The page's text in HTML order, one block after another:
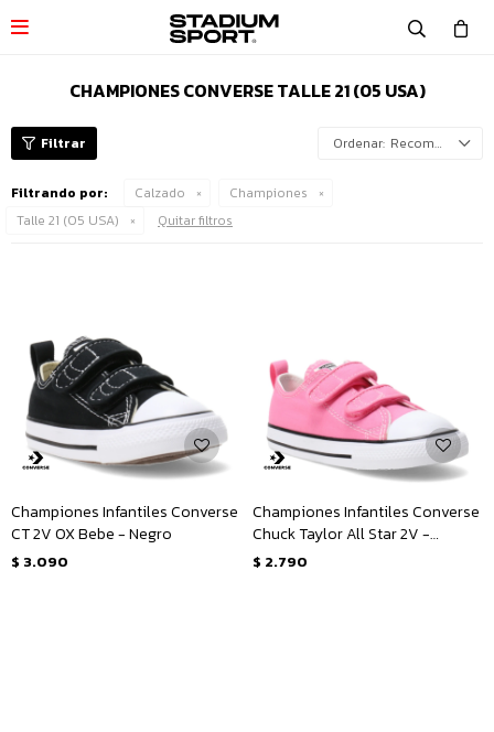

CHAMPIONES CONVERSE TALLE 21 (05 USA)
Recomendados
Filtrando por: Calzado
Championes
Talle 21 (05 USA)
Quitar filtros
Championes Infantiles Converse
CT 2V OX Bebe - Negro
$ 3.090
Championes Infantiles Converse
Chuck Taylor All Star 2V -
Rosado - Blanco
$ 2.790